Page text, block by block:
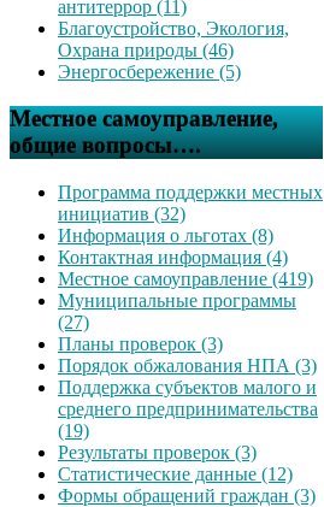
антитеррор (11)
Благоустройство, Экология,
Охрана природы (46)
Энергосбережение (5)
Местное самоуправление,
общие вопросы….
Программа поддержки местных
инициатив (32)
Информация о льготах (8)
Контактная информация (4)
Местное самоуправление (419)
Муниципальные программы
(27)
Планы проверок (3)
Порядок обжалования НПА (3)
Поддержка субъектов малого и
среднего предпринимательства
(19)
Результаты проверок (3)
Статистические данные (12)
Формы обращений граждан (3)